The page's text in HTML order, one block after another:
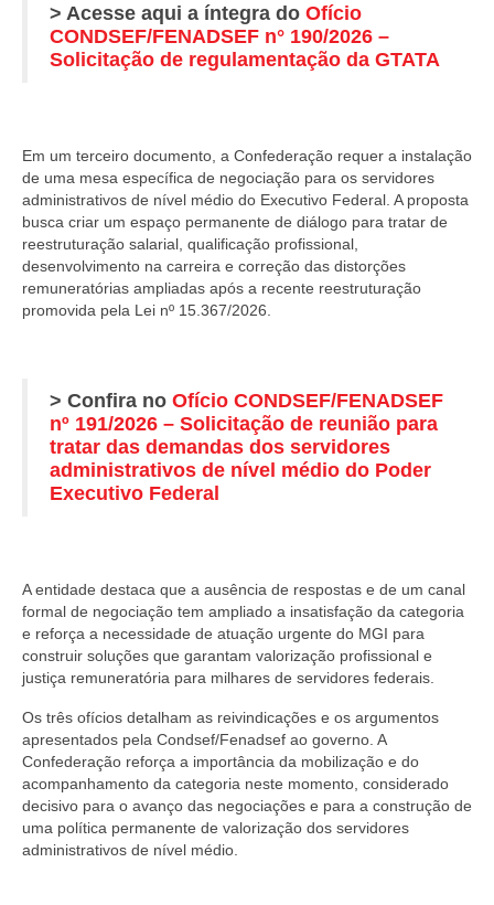
> Acesse aqui a íntegra do Ofício
CONDSEF/FENADSEF n° 190/2026 –
Solicitação de regulamentação da GTATA
Em um terceiro documento, a Confederação requer a instalação
de uma mesa específica de negociação para os servidores
administrativos de nível médio do Executivo Federal. A proposta
busca criar um espaço permanente de diálogo para tratar de
reestruturação salarial, qualificação profissional,
desenvolvimento na carreira e correção das distorções
remuneratórias ampliadas após a recente reestruturação
promovida pela Lei nº 15.367/2026.
> Confira no Ofício CONDSEF/FENADSEF
nº 191/2026 – Solicitação de reunião para
tratar das demandas dos servidores
administrativos de nível médio do Poder
Executivo Federal
A entidade destaca que a ausência de respostas e de um canal
formal de negociação tem ampliado a insatisfação da categoria
e reforça a necessidade de atuação urgente do MGI para
construir soluções que garantam valorização profissional e
justiça remuneratória para milhares de servidores federais.
Os três ofícios detalham as reivindicações e os argumentos
apresentados pela Condsef/Fenadsef ao governo. A
Confederação reforça a importância da mobilização e do
acompanhamento da categoria neste momento, considerado
decisivo para o avanço das negociações e para a construção de
uma política permanente de valorização dos servidores
administrativos de nível médio.